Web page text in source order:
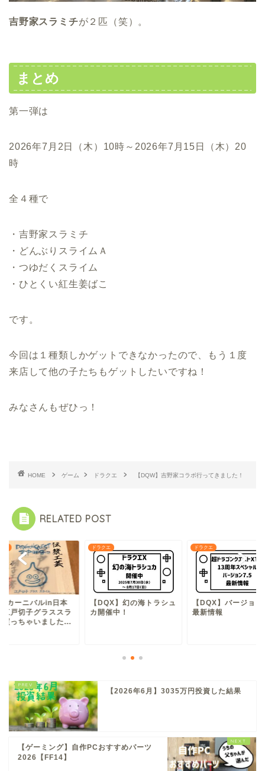
吉野家スラミチが２匹（笑）。
まとめ
第一弾は
2026年7月2日（木）10時～2026年7月15日（木）20
時
全４種で
・吉野家スラミチ
・どんぶりスライムＡ
・つゆだくスライム
・ひとくい紅生姜ばこ
です。
今回は１種類しかゲットできなかったので、もう１度
来店して他の子たちもゲットしたいですね！
みなさんもぜひっ！
HOME ゲーム ドラクエ 【DQW】吉野家コラボ行ってきました！
RELATED POST
カーニバルin日本
江戸切子グラススラ
買っちゃいました...
ドラクエ
【DQX】幻の海トラシュ
カ開催中！
ドラクエ
【DQX】バージョ
最新情報
【2026年6月】3035万円投資した結果
【ゲーミング】自作PCおすすめパーツ
2026【FF14】